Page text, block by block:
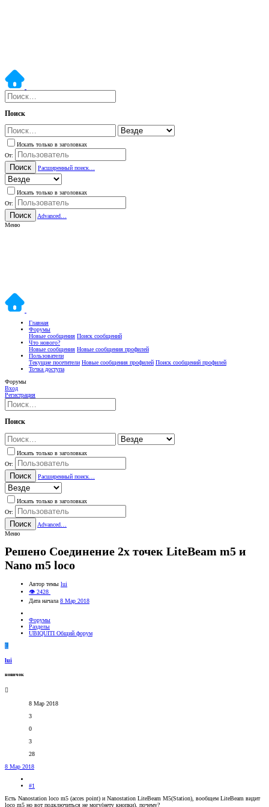
Поиск
Искать только в заголовках
От:
Поиск Расширенный поиск…
Искать только в заголовках
От:
Поиск
Advanced…
Меню
Главная
Форумы
Новые сообщения Поиск сообщений
Что нового?
Новые сообщения Новые сообщения профилей
Пользователи
Текущие посетители Новые сообщения профилей Поиск сообщений профилей
Точка доступа
Форумы
Вход
Регистрация
Поиск
Искать только в заголовках
От:
Поиск Расширенный поиск…
Искать только в заголовках
От:
Поиск
Advanced…
Меню
Решено Соединение 2x точек LiteBeam m5 и
Nano m5 loco
Автор темы lui
👁 2428
Дата начала 8 Мар 2018
Форумы
Разделы
UBIQUITI Общий форум
L
lui
новичок
8 Мар 2018
3
0
3
28
8 Мар 2018
#1
Есть Nanostation loco m5 (acces point) и Nanostation LiteBeam M5(Station), вообщем LiteBeam видит
loco m5 но вот подключиться не могу(нету кнопки), почему?